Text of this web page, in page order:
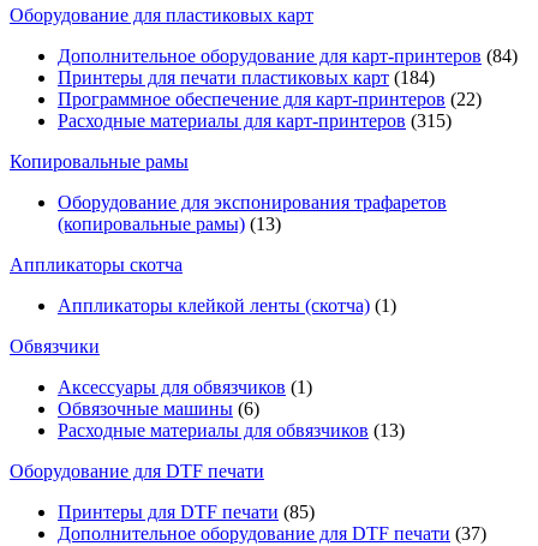
Оборудование для пластиковых карт
Дополнительное оборудование для карт-принтеров (84)
Принтеры для печати пластиковых карт (184)
Программное обеспечение для карт-принтеров (22)
Расходные материалы для карт-принтеров (315)
Копировальные рамы
Оборудование для экспонирования трафаретов
(копировальные рамы) (13)
Аппликаторы скотча
Аппликаторы клейкой ленты (скотча) (1)
Обвязчики
Аксессуары для обвязчиков (1)
Обвязочные машины (6)
Расходные материалы для обвязчиков (13)
Оборудование для DTF печати
Принтеры для DTF печати (85)
Дополнительное оборудование для DTF печати (37)